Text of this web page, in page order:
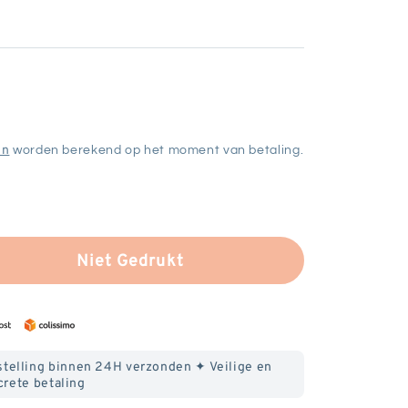
worden berekend op het moment van betaling.
Niet Gedrukt
binnen 24H verzonden ✦ Veilige en
betaling